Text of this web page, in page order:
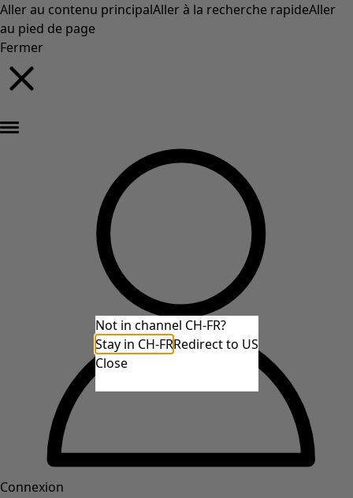
Aller au contenu principalAller à la recherche rapideAller
au pied de page
Fermer
Connexion
Not in channel CH-FR?
Stay in CH-FRRedirect to US
Close